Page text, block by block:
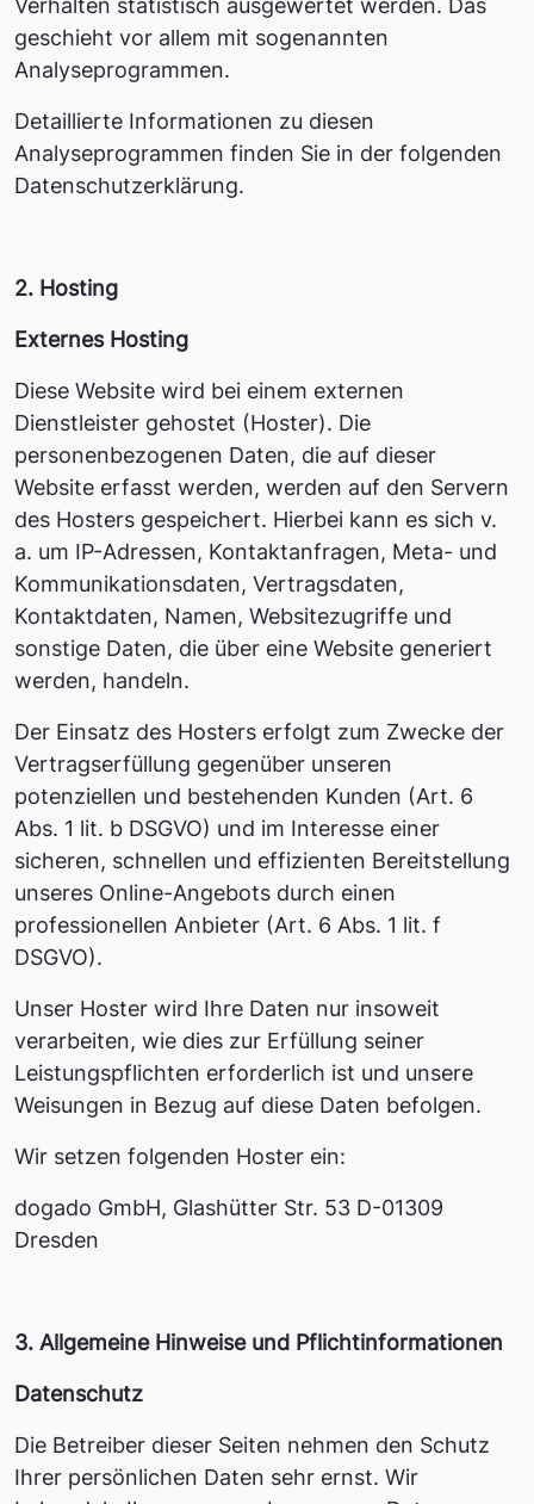
Verhalten statistisch ausgewertet werden. Das
geschieht vor allem mit sogenannten
Analyseprogrammen.
Detaillierte Informationen zu diesen
Analyseprogrammen finden Sie in der folgenden
Datenschutzerklärung.
2. Hosting
Externes Hosting
Diese Website wird bei einem externen
Dienstleister gehostet (Hoster). Die
personenbezogenen Daten, die auf dieser
Website erfasst werden, werden auf den Servern
des Hosters gespeichert. Hierbei kann es sich v.
a. um IP-Adressen, Kontaktanfragen, Meta- und
Kommunikationsdaten, Vertragsdaten,
Kontaktdaten, Namen, Websitezugriffe und
sonstige Daten, die über eine Website generiert
werden, handeln.
Der Einsatz des Hosters erfolgt zum Zwecke der
Vertragserfüllung gegenüber unseren
potenziellen und bestehenden Kunden (Art. 6
Abs. 1 lit. b DSGVO) und im Interesse einer
sicheren, schnellen und effizienten Bereitstellung
unseres Online-Angebots durch einen
professionellen Anbieter (Art. 6 Abs. 1 lit. f
DSGVO).
Unser Hoster wird Ihre Daten nur insoweit
verarbeiten, wie dies zur Erfüllung seiner
Leistungspflichten erforderlich ist und unsere
Weisungen in Bezug auf diese Daten befolgen.
Wir setzen folgenden Hoster ein:
dogado GmbH, Glashütter Str. 53 D-01309
Dresden
3. Allgemeine Hinweise und Pflicht­informationen
Datenschutz
Die Betreiber dieser Seiten nehmen den Schutz
Ihrer persönlichen Daten sehr ernst. Wir